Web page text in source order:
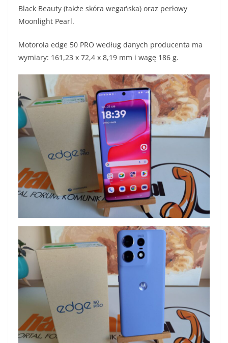
Black Beauty (także skóra wegańska) oraz perłowy
Moonlight Pearl.
Motorola edge 50 PRO według danych producenta ma
wymiary: 161,23 x 72,4 x 8,19 mm i wagę 186 g.